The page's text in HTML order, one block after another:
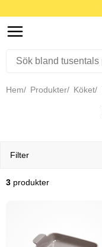
Hem Produkter Köket
Filter
3 produkter